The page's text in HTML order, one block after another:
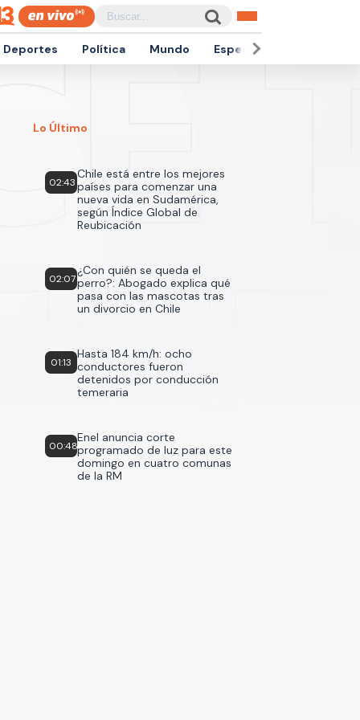
Deportes Política Mundo Espectáculos
Lo Último
02:43
Chile está entre los mejores
países para comenzar una
nueva vida en Sudamérica,
según Índice Global de
Reubicación
02:07
¿Con quién se queda el
perro?: Abogado explica qué
pasa con las mascotas tras
un divorcio en Chile
01:13
Hasta 184 km/h: ocho
conductores fueron
detenidos por conducción
temeraria
00:48
Enel anuncia corte
programado de luz para este
domingo en cuatro comunas
de la RM